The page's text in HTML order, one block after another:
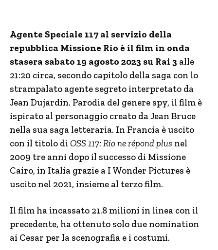
Agente Speciale 117 al servizio della
repubblica Missione Rio è il film in onda
stasera sabato 19 agosto 2023 su Rai 3 alle
21:20 circa, secondo capitolo della saga con lo
strampalato agente segreto interpretato da
Jean Dujardin. Parodia del genere spy, il film è
ispirato al personaggio creato da Jean Bruce
nella sua saga letteraria. In Francia è uscito
con il titolo di OSS 117: Rio ne répond plus nel
2009 tre anni dopo il successo di Missione
Cairo, in Italia grazie a I Wonder Pictures è
uscito nel 2021, insieme al terzo film.
Il film ha incassato 21.8 milioni in linea con il
precedente, ha ottenuto solo due nomination
ai Cesar per la scenografia e i costumi.